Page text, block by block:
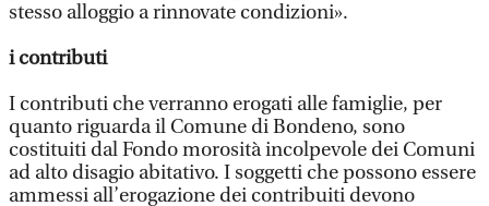
stesso alloggio a rinnovate condizioni».
i contributi
I contributi che verranno erogati alle famiglie, per
quanto riguarda il Comune di Bondeno, sono
costituiti dal Fondo morosità incolpevole dei Comuni
ad alto disagio abitativo. I soggetti che possono essere
ammessi all’erogazione dei contribuiti devono